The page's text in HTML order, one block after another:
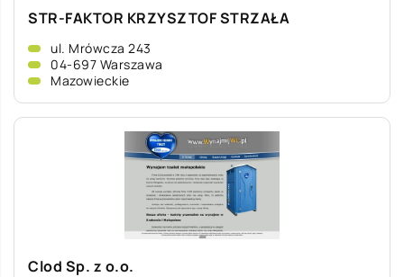
STR-FAKTOR KRZYSZTOF STRZAŁA
ul. Mrówcza 243
04-697 Warszawa
Mazowieckie
Clod Sp. z o.o.